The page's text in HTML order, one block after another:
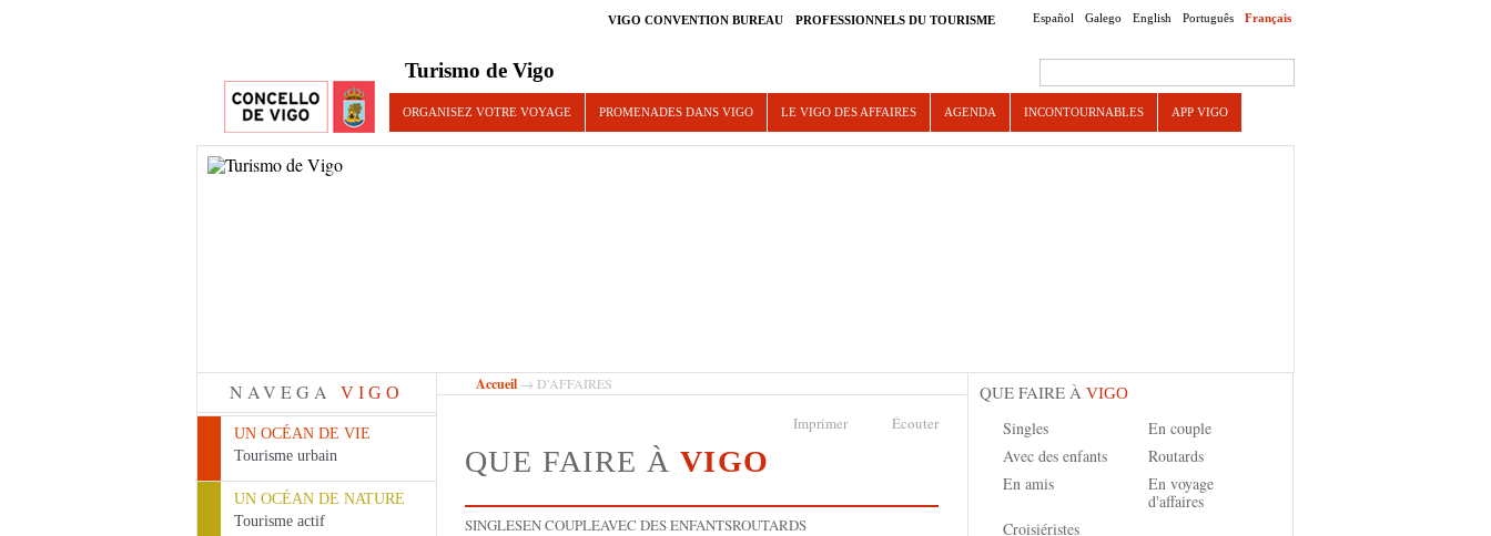
Español Galego English Português Français
VIGO CONVENTION BUREAU PROFESSIONNELS DU TOURISME
Turismo de Vigo
ORGANISEZ VOTRE VOYAGE PROMENADES DANS VIGO LE VIGO DES AFFAIRES AGENDA INCONTOURNABLES APP VIGO
NAVEGA VIGO
UN OCÉAN DE VIE
Tourisme urbain
UN OCÉAN DE NATURE
Tourisme actif
Accueil → D'AFFAIRES
Imprimer Écouter
QUE FAIRE À VIGO
SINGLESEN COUPLEAVEC DES ENFANTSROUTARDS
QUE FAIRE À VIGO
Singles
En couple
Avec des enfants
Routards
En amis
En voyage
d'affaires
Croisiéristes